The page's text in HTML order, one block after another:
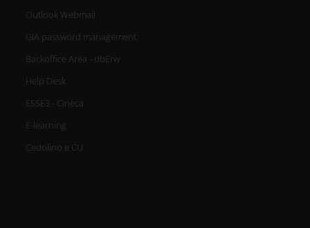
Outlook Webmail
GIA password management
Backoffice Area - dbErw
Help Desk
ESSE3 - Cineca
E-learning
Cedolino e CU